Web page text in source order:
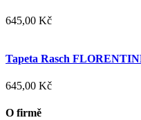
645,00 Kč
Tapeta Rasch
645,00 Kč
O firmě